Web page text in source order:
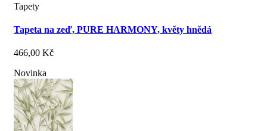
Tapety
Tapeta na zeď, PURE HARMONY, květy hnědá
466,00 Kč
Novinka